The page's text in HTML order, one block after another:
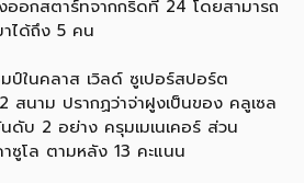
ออกสตาร์ทจากกริดที่ 24 โดยสามารถ
ได้ถึง 5 คน
ในคลาส เวิลด์ ซูเปอร์สปอร์ต
สนาม ปรากฏว่าจ่าฝูงเป็นของ คลูเซล
ดับ 2 อย่าง ครุมเมเนเคอร์ ส่วน
ซูโล ตามหลัง 13 คะแนน